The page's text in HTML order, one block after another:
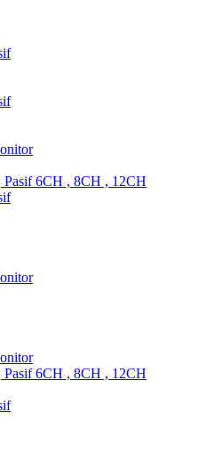
Pasif 6CH , 8CH , 12CH
Pasif 6CH , 8CH , 12CH